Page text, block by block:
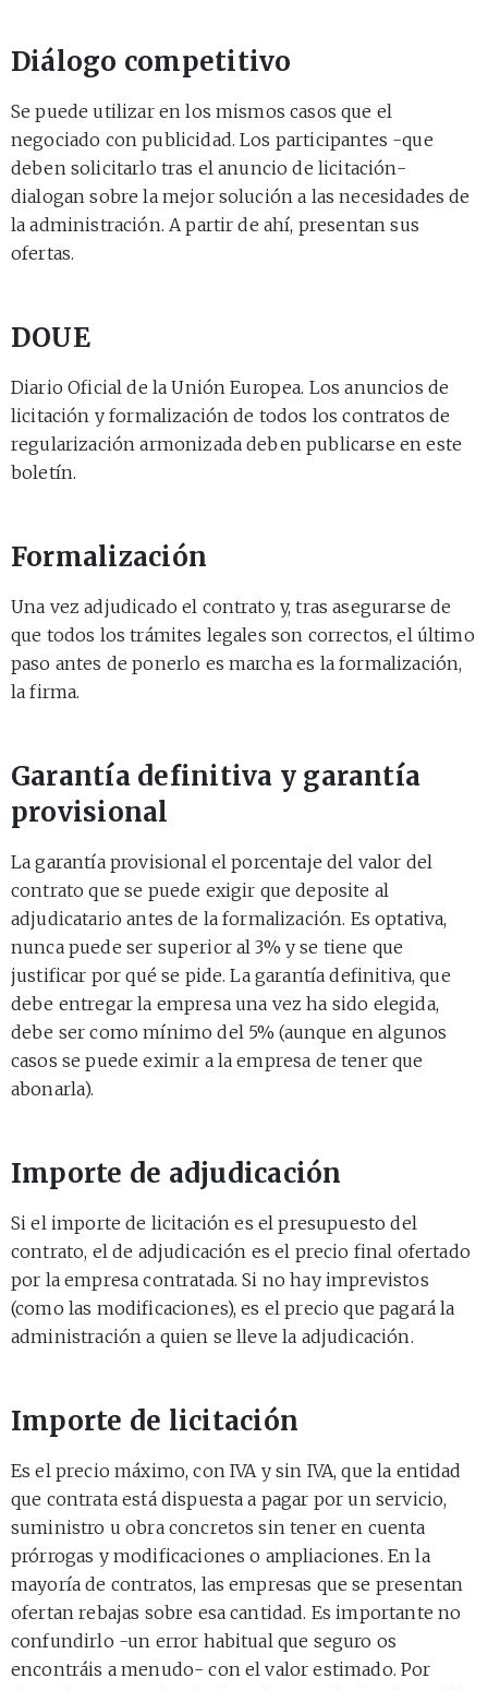
Diálogo competitivo
Se puede utilizar en los mismos casos que el
negociado con publicidad. Los participantes -que
deben solicitarlo tras el anuncio de licitación-
dialogan sobre la mejor solución a las necesidades de
la administración. A partir de ahí, presentan sus
ofertas.
DOUE
Diario Oficial de la Unión Europea. Los anuncios de
licitación y formalización de todos los contratos de
regularización armonizada deben publicarse en este
boletín.
Formalización
Una vez adjudicado el contrato y, tras asegurarse de
que todos los trámites legales son correctos, el último
paso antes de ponerlo es marcha es la formalización,
la firma.
Garantía definitiva y garantía
provisional
La garantía provisional el porcentaje del valor del
contrato que se puede exigir que deposite al
adjudicatario antes de la formalización. Es optativa,
nunca puede ser superior al 3% y se tiene que
justificar por qué se pide. La garantía definitiva, que
debe entregar la empresa una vez ha sido elegida,
debe ser como mínimo del 5% (aunque en algunos
casos se puede eximir a la empresa de tener que
abonarla).
Importe de adjudicación
Si el importe de licitación es el presupuesto del
contrato, el de adjudicación es el precio final ofertado
por la empresa contratada. Si no hay imprevistos
(como las modificaciones), es el precio que pagará la
administración a quien se lleve la adjudicación.
Importe de licitación
Es el precio máximo, con IVA y sin IVA, que la entidad
que contrata está dispuesta a pagar por un servicio,
suministro u obra concretos sin tener en cuenta
prórrogas y modificaciones o ampliaciones. En la
mayoría de contratos, las empresas que se presentan
ofertan rebajas sobre esa cantidad. Es importante no
confundirlo -un error habitual que seguro os
encontráis a menudo- con el valor estimado. Por